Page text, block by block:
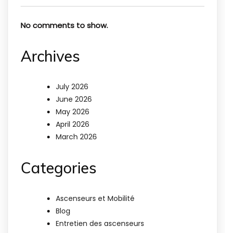
No comments to show.
Archives
July 2026
June 2026
May 2026
April 2026
March 2026
Categories
Ascenseurs et Mobilité
Blog
Entretien des ascenseurs